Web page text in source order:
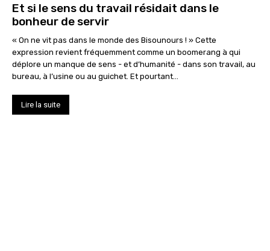
Et si le sens du travail résidait dans le
bonheur de servir
« On ne vit pas dans le monde des Bisounours ! » Cette
expression revient fréquemment comme un boomerang à qui
déplore un manque de sens - et d’humanité - dans son travail, au
bureau, à l’usine ou au guichet. Et pourtant…
Lire la suite